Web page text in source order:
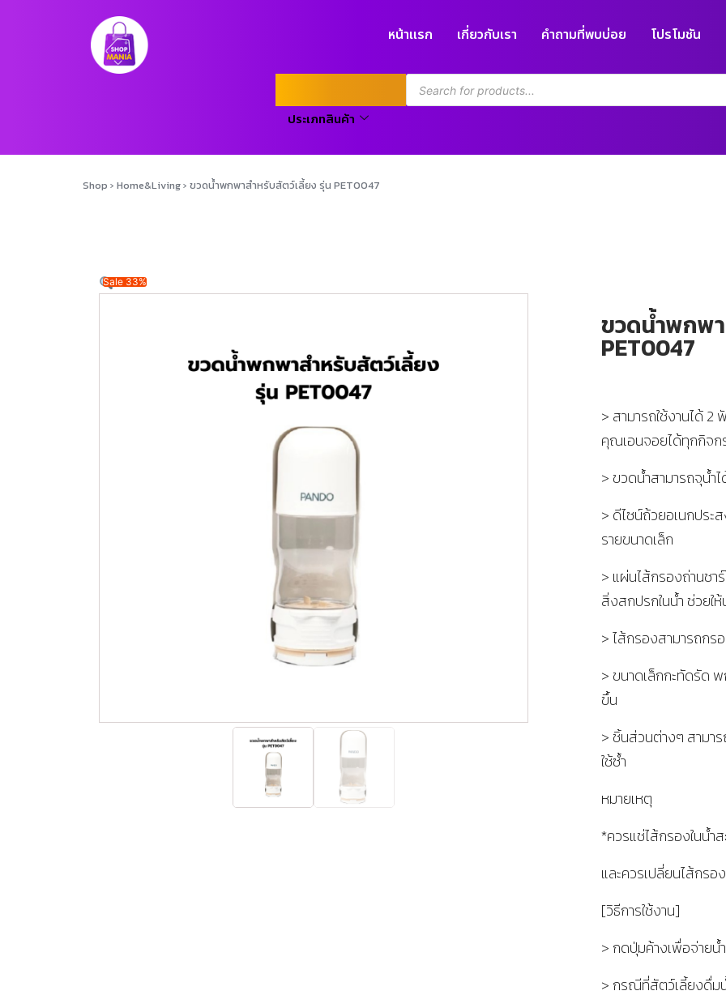
หน้าแรก เกี่ยวกับเรา คำถามที่พบบ่อย โปรโมชัน
ประเภทสินค้า
Shop › Home&Living› ขวดน้ำพกพาสำหรับสัตว์เลี้ยง รุ่น PET0047
Sale 33%
ขวดน้ำพกพ
PET0047
> สามารถใช้งานได้
คุณเอนจอยได้ทุกกิจก
> ขวดน้ำสามารถจุน้ำ
> ดีไซน์ถ้วยอเนกประ
รายขนาดเล็ก
> แผ่นไส้กรองถ่านชา
สิ่งสกปรกในน้ำ ช่วยใ
> ไส้กรองสามารถก
> ขนาดเล็กกะทัดรัด
ขึ้น
> ชิ้นส่วนต่างๆ สามา
ใช้ซ้ำ
หมายเหตุ
*ควรแช่ไส้กรองในน้ำส
และควรเปลี่ยนไส้กร
[วิธีการใช้งาน]
> กดปุ่มค้างเพื่อจ่าย
> กรณีที่สัตว์เลี้ยงดื่มน้